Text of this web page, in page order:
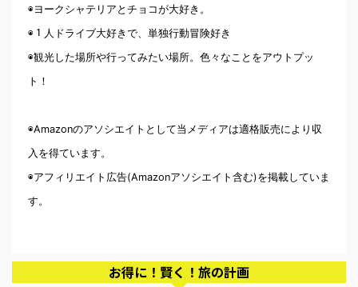
◉ヨークシャテリアとチョコが大好き。
◉１人ドライブ大好きで、単独行動冒険好き
◉観光した場所や行ってみたい場所。色々なことをアウトプッ
ト！
◉Amazonのアソシエイトとして当メディアは適格販売により収
入を得ています。
◉アフィリエイト広告(Amazonアソシエイト含む)を掲載していま
す。
お得に！賢く！旅の計画